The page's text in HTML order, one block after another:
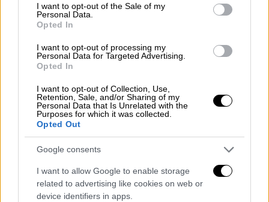
consent section.
I want to opt-out of the Sale of my
Personal Data.
Opted In
I want to opt-out of processing my
Personal Data for Targeted Advertising.
Opted In
I want to opt-out of Collection, Use,
Retention, Sale, and/or Sharing of my
Personal Data that Is Unrelated with the
Purposes for which it was collected.
Opted Out
Google consents
I want to allow Google to enable storage
related to advertising like cookies on web or
device identifiers in apps.
Παιδεία|14.04.2023 06:15
Έρευνα: Οι καλές σχολές στην Ελλάδα
είναι μόνο για τα ανώτερα κοινωνικά
στρώματα – Τεράστια τα ποσά που
ξοδεύουν οι γονείς σε ιδιαίτερα
Οι μαθητές που προέρχονται από